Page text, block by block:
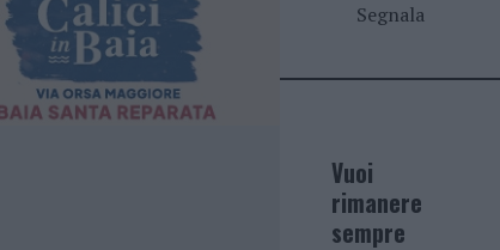
Segnala
Vuoi
rimanere
sempre